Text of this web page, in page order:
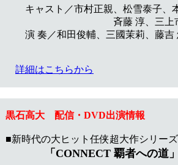
キャスト／市村正親、松雪泰子、本
斉藤 淳、三上市朗、
演 奏／和田俊輔、三國茉莉、藤吉
詳細はこちらから
黒石高大 配信・DVD出演情報
■新時代の大ヒット任侠超大作シリー
「CONNECT 覇者への道